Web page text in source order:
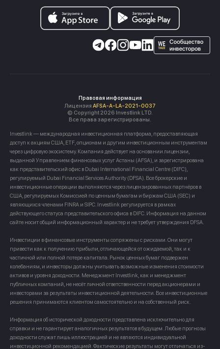
Правовая информация
Лицензия AFSA-A-LA-2021-0037
© Copyright 2026 Investlink LTD.
Все права зарегистрированы.
Investlink — международная инвестиционная платформа, предоставляющая
доступ к акциям США, ETF, опционам и другим инвестиционным инструментам
через цифровую экосистему. Компания действует на основании лицензии,
выданной Управлением финансовых услуг Астаны (AFSA), и зарегистрирована
как представительский офис в Dubai International Financial Centre (DIFC),
регулируемый Dubai Financial Services Authority (DFSA). Все брокерские и
инвестиционные операции выполняются через лицензированных партнёров в
США, регулируемых Комиссией по ценным бумагам и биржам США (SEC) и
являющихся членами FINRA и SIPC. Investlink регулируется в рамках
действующего статуса представительского офиса в DIFC. Информация на данном
сайте носит общий информационный характер и не требует утверждения DFSA.
Инвестиции в финансовые инструменты сопряжены с рисками. Они могут
привести как к получению прибыли, отличающейся от ожидаемой, так и к
частичной или полной потере капитала. Рынок ценных бумаг подвержен
колебаниям, и инвесторы должны учитывать возможные изменения стоимости
активов и уровня доходности. Менеджмент Investlink, как и менеджмент
публичных компаний, не несёт личной ответственности перед акционерами и
инвесторами за результаты инвестиционной деятельности. Все инвестиционные
решения принимаются клиентом самостоятельно и на собственный риск.
Информация об исторической доходности представлена исключительно для
справки и не гарантирует аналогичных результатов в будущем. Любые прогнозы
доходности служат лишь иллюстрацией и не являются индивидуальной
инвестиционной рекомендацией. Фактические результаты могут отличаться из-